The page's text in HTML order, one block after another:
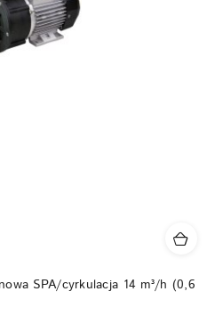
SPA/cyrkulacja 14 m³/h (0,6